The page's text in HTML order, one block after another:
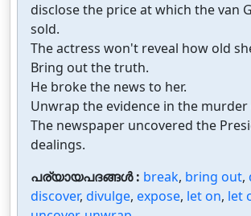
disclose the price at which the van
sold.
The actress won't reveal how old
Bring out the truth.
He broke the news to her.
Unwrap the evidence in the murder
The newspaper uncovered the
dealings.
പര്യായപദങ്ങൾ : break, bring out,
discover, divulge, expose, let on, let